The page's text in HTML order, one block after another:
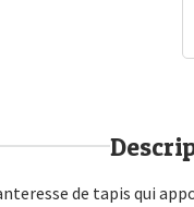
de tapis qui